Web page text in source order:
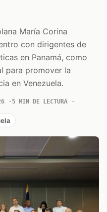
María Corina
con dirigentes de
en Panamá, como
para promover la
en Venezuela.
5 MIN DE LECTURA